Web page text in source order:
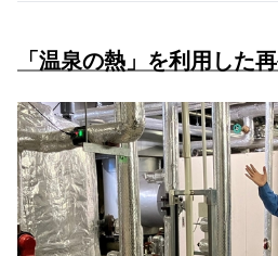
「温泉の熱」を利用した